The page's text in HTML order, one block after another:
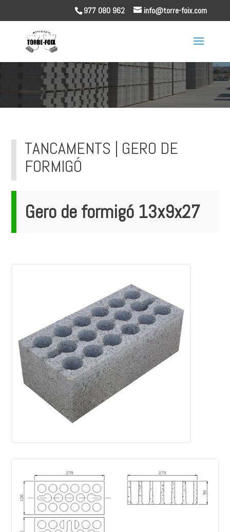
977 080 962 info@torre-foix.com
TANCAMENTS | GERO DE
FORMIGÓ
Gero de formigó 13x9x27